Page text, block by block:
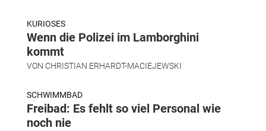
KURIOSES
Wenn die Polizei im Lamborghini
kommt
VON CHRISTIAN ERHARDT-MACIEJEWSKI
SCHWIMMBAD
Freibad: Es fehlt so viel Personal wie
noch nie